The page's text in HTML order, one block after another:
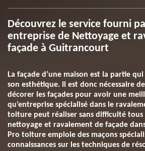
Découvrez le service fourni
entreprise de Nettoyage et
façade à Guitrancourt
La façade d’une maison est la partie
son esthétique. Il est donc nécessaire
décorer les façades pour avoir une
qu’entreprise spécialisé dans le
toiture peut réaliser sans difficulté tous
nettoyage et ravalement de façade
Pro toiture emploie des maçons
connaissances sur les techniques de